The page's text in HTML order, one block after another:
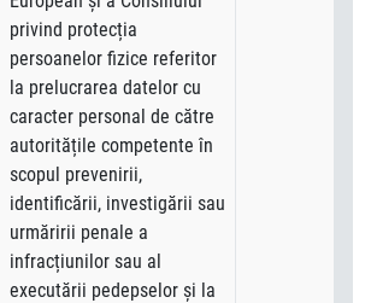
privind protecția
persoanelor fizice referitor
la prelucrarea datelor cu
caracter personal de către
autoritățile competente în
scopul prevenirii,
identificării, investigării sau
urmăririi penale a
infracțiunilor sau al
executării pedepselor și la